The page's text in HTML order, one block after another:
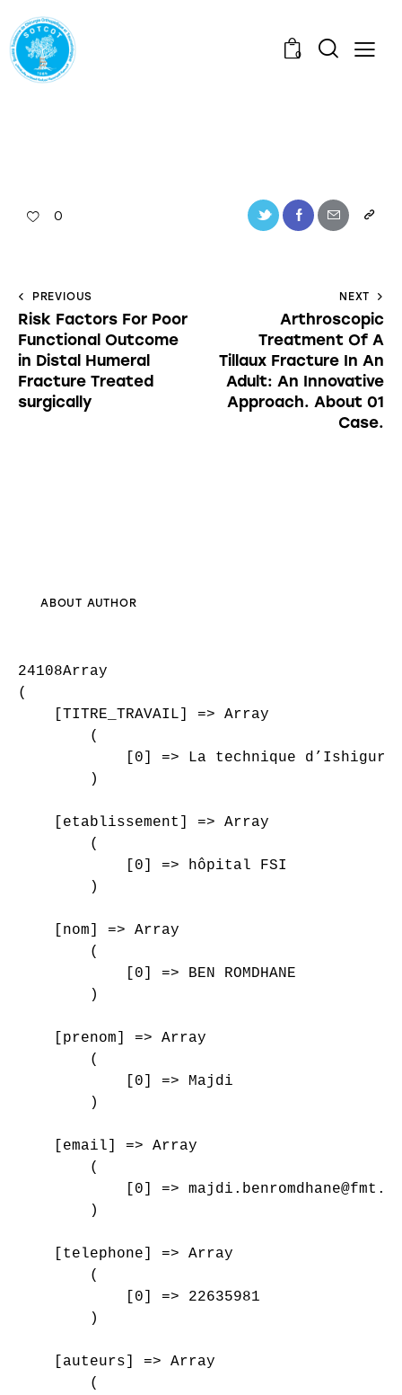
0
0
PREVIOUS
Risk Factors For Poor
Functional Outcome
in Distal Humeral
Fracture Treated
surgically
NEXT
Arthroscopic
Treatment Of A
Tillaux Fracture In An
Adult: An Innovative
Approach. About 01
Case.
ABOUT AUTHOR
24108Array
(
    [TITRE_TRAVAIL] => Array
        (
[0] => La technique
        )
    [etablissement] => Array
        (
            [0] => hôpital FSI
        )
    [nom] => Array
        (
            [0] => BEN ROMDHANE
        )
    [prenom] => Array
        (
            [0] => Majdi
        )
    [email] => Array
        (
[0] =>
        )
    [telephone] => Array
        (
            [0] => 22635981
        )
    [auteurs] => Array
        (